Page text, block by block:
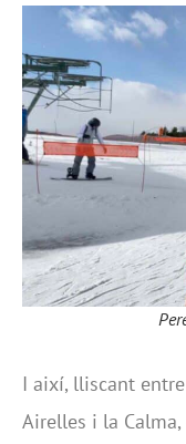
I així, lliscant
Airelles i la